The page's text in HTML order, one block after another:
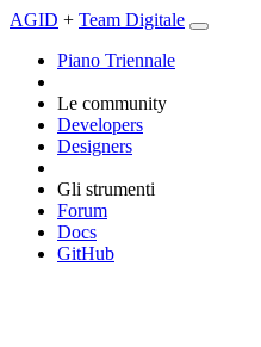
AGID + Team Digitale
Piano Triennale
Le community
Developers
Designers
Gli strumenti
Forum
Docs
GitHub